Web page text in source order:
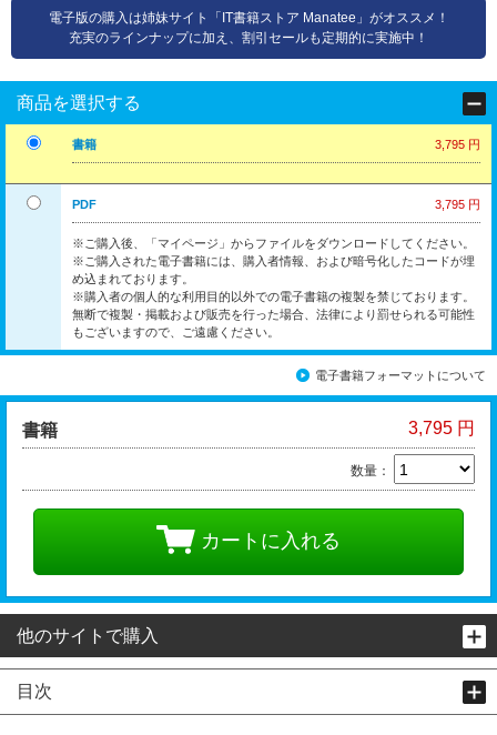
電子版の購入は姉妹サイト「IT書籍ストア Manatee」がオススメ！
充実のラインナップに加え、割引セールも定期的に実施中！
商品を選択する
書籍 3,795 円
PDF 3,795 円
※ご購入後、「マイページ」からファイルをダウンロードしてください。
※ご購入された電子書籍には、購入者情報、および暗号化したコードが埋
め込まれております。
※購入者の個人的な利用目的以外での電子書籍の複製を禁じております。
無断で複製・掲載および販売を行った場合、法律により罰せられる可能性
もございますので、ご遠慮ください。
電子書籍フォーマットについて
書籍 3,795 円
数量：
カートに入れる
他のサイトで購入
目次